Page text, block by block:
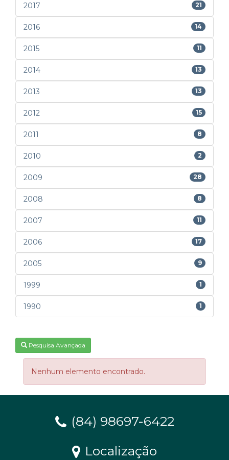
2017 21
2016 14
2015 11
2014 13
2013 13
2012 15
2011 8
2010 2
2009 28
2008 8
2007 11
2006 17
2005 9
1999 1
1990 1
Pesquisa Avançada
Nenhum elemento encontrado.
(84) 98697-6422
Localização